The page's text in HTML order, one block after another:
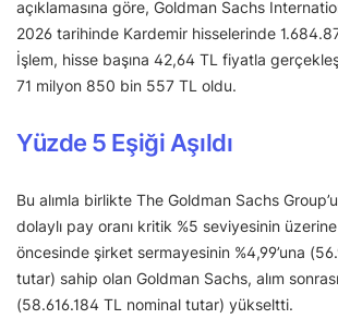
açıklamasına göre, Goldman Sachs
2026 tarihinde Kardemir hisselerinde
İşlem, hisse başına 42,64 TL fiyatla
71 milyon 850 bin 557 TL oldu.
Yüzde 5 Eşiği Aşıldı
Bu alımla birlikte The Goldman Sachs
dolaylı pay oranı kritik %5 seviyesinin üzerine
öncesinde şirket sermayesinin %4,99’una
tutar) sahip olan Goldman Sachs, alım sonrası
(58.616.184 TL nominal tutar) yükseltti.